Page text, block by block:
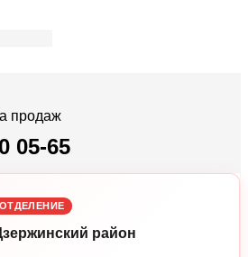
продаж
05-65
район